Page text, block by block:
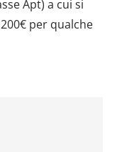
Apt) a cui si
per qualche